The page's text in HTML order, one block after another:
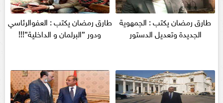
طارق رمضان يكتب : الجمهوية
الجديدة وتعديل الدستور
طارق رمضان يكتب : العفوالرئاسي
ودور ”البرلمان و الداخلية”!!!